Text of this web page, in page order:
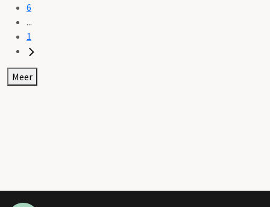
6
...
1
Meer